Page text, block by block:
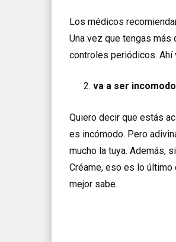
Los médicos
Una vez que tengas
controles periódicos. Ahí
va a ser incomodo
Quiero decir que estás
es incómodo. Pero
mucho la tuya. Además,
Créame, eso es lo último
mejor sabe.